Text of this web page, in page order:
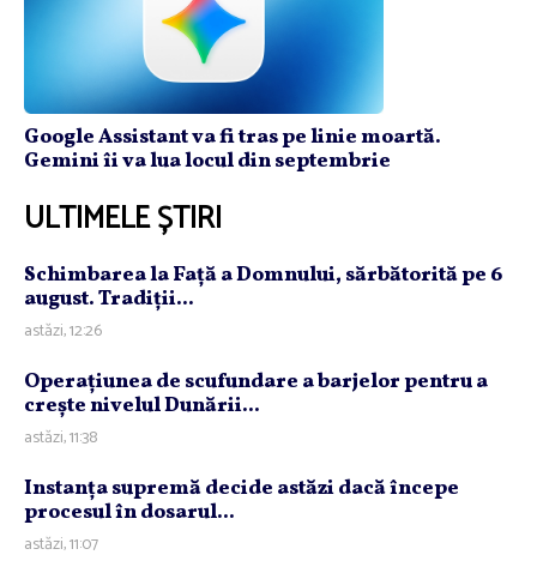
Google Assistant va fi tras pe linie moartă.
Gemini îi va lua locul din septembrie
ULTIMELE ȘTIRI
Schimbarea la Faţă a Domnului, sărbătorită pe 6
august. Tradiţii...
astăzi, 12:26
Operaţiunea de scufundare a barjelor pentru a
creşte nivelul Dunării...
astăzi, 11:38
Instanţa supremă decide astăzi dacă începe
procesul în dosarul...
astăzi, 11:07